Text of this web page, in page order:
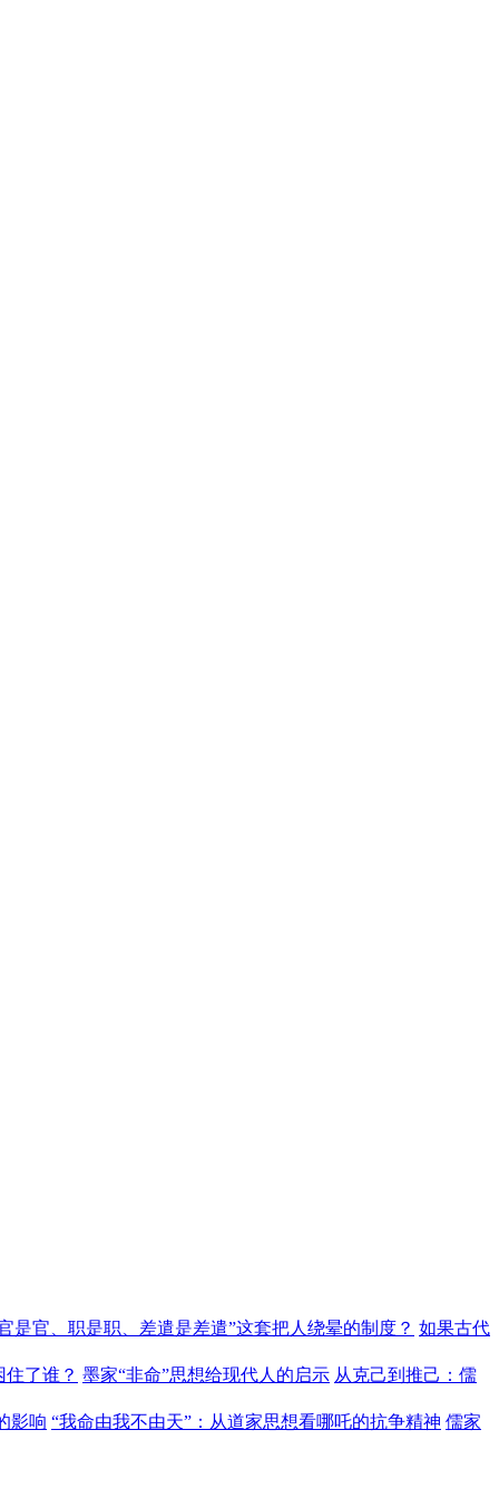
是官、职是职、差遣是差遣”这套把人绕晕的制度？ 如果古代
了谁？ 墨家“非命”思想给现代人的启示 从克己到推己：儒
影响 “我命由我不由天”：从道家思想看哪吒的抗争精神 儒家